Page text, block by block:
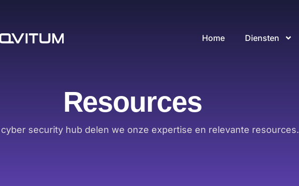
Home Diensten
Resources
security hub delen we onze expertise en relevante resources.